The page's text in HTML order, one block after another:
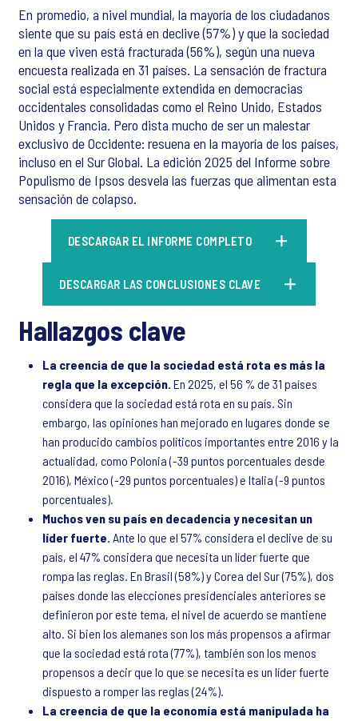
En promedio, a nivel mundial, la mayoría de los ciudadanos
siente que su país está en declive (57%) y que la sociedad
en la que viven está fracturada (56%), según una nueva
encuesta realizada en 31 países. La sensación de fractura
social está especialmente extendida en democracias
occidentales consolidadas como el Reino Unido, Estados
Unidos y Francia. Pero dista mucho de ser un malestar
exclusivo de Occidente: resuena en la mayoría de los países,
incluso en el Sur Global. La edición 2025 del Informe sobre
Populismo de Ipsos desvela las fuerzas que alimentan esta
sensación de colapso.
DESCARGAR EL INFORME COMPLETO
DESCARGAR LAS CONCLUSIONES CLAVE
Hallazgos clave
La creencia de que la sociedad está rota es más la
regla que la excepción. En 2025, el 56 % de 31 países
considera que la sociedad está rota en su país. Sin
embargo, las opiniones han mejorado en lugares donde se
han producido cambios políticos importantes entre 2016 y la
actualidad, como Polonia (-39 puntos porcentuales desde
2016), México (-29 puntos porcentuales) e Italia (-9 puntos
porcentuales).
Muchos ven su país en decadencia y necesitan un
líder fuerte. Ante lo que el 57% considera el declive de su
país, el 47% considera que necesita un líder fuerte que
rompa las reglas. En Brasil (58%) y Corea del Sur (75%), dos
países donde las elecciones presidenciales anteriores se
definieron por este tema, el nivel de acuerdo se mantiene
alto. Si bien los alemanes son los más propensos a afirmar
que la sociedad está rota (77%), también son los menos
propensos a decir que lo que se necesita es un líder fuerte
dispuesto a romper las reglas (24%).
La creencia de que la economía está manipulada ha